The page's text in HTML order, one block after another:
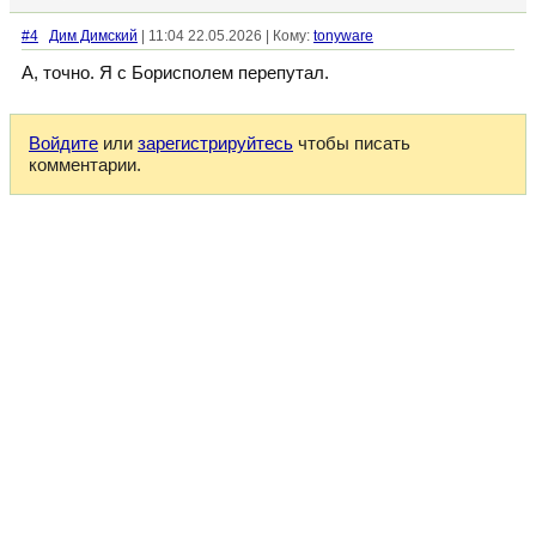
#4 Дим Димский | 11:04 22.05.2026 | Кому: tonyware
А, точно. Я с Борисполем перепутал.
Войдите или зарегистрируйтесь чтобы писать
комментарии.